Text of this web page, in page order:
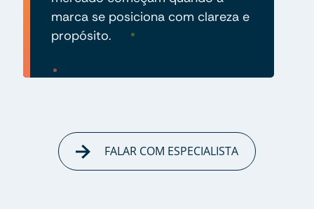
marca se posiciona com clareza e
propósito.
FALAR COM ESPECIALISTA